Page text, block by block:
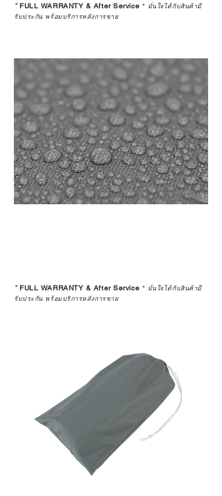
*FULL WARRANTY & After Service * มั่นใจได้กับสินค้ามี
รับประกัน พร้อมบริการหลังการขาย
*FULL WARRANTY & After Service * มั่นใจได้กับสินค้ามี
รับประกัน พร้อมบริการหลังการขาย